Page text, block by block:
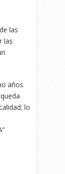
las
las
años
lo